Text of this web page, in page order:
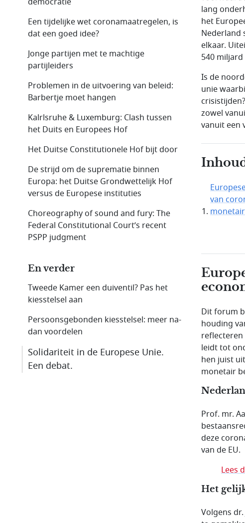
lang
het
Nederland
elkaar.
540
Is de
unie
zowel
vanuit een
van
Dit forum
houding
reflecteren
leidt tot
hen juist
monetair
Prof. mr.
deze
van de EU.
Lees
Het
Volgens
Een tijdelijke wet coronamaatregelen, is
dat een goed idee?
Jonge partijen met te machtige
partijleiders
Problemen in de uitvoering van beleid:
Barbertje moet hangen
Kalrlsruhe & Luxemburg: Clash tussen
het Duits en Europees Hof
Het Duitse Constitutionele Hof bijt door
De strijd om de suprematie binnen
Europa: het Duitse Grondwettelijk Hof
versus de Europese instituties
Choreography of sound and fury: The
Federal Constitutional Court’s recent
PSPP judgment
En verder
Tweede Kamer een duiventil? Pas het
kiesstelsel aan
Persoonsgebonden kiesstelsel: meer na-
dan voordelen
Solidariteit in de Europese Unie.
Een debat.